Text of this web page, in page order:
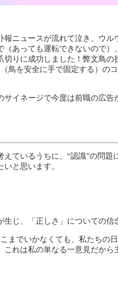
ニュースが流れて泣き、ウ
（あっても運転できないので
りに成功しました！弊文鳥
を安全に手で固定する）の
イネージで今度は前職の広
ているうちに、“認識”の問
と思います。
じ、「正しさ」についての信
でいかなくても、私たちの
れは私の単なる一意見だか